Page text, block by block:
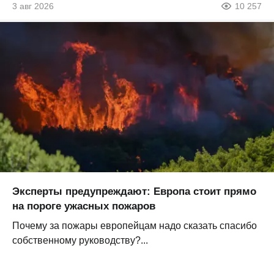
3 авг 2026 10 257
Эксперты предупреждают: Европа стоит прямо
на пороге ужасных пожаров
Почему за пожары европейцам надо сказать спасибо
собственному руководству?...